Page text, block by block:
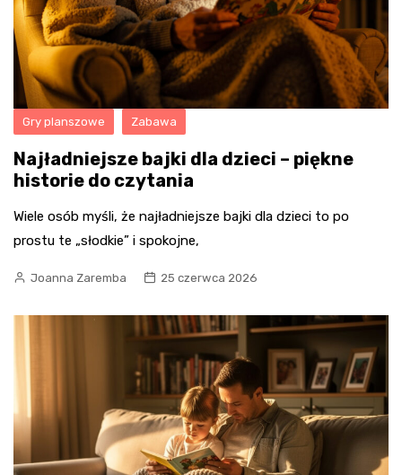
Gry planszowe Zabawa
Najładniejsze bajki dla dzieci – piękne
historie do czytania
Wiele osób myśli, że najładniejsze bajki dla dzieci to po
prostu te „słodkie” i spokojne,
Joanna Zaremba 25 czerwca 2026